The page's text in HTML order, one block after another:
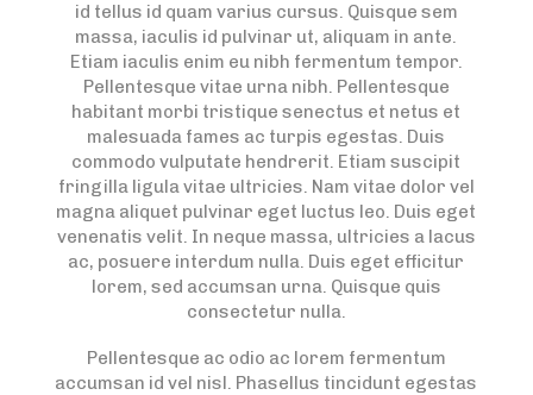
id tellus id quam varius cursus. Quisque sem
massa, iaculis id pulvinar ut, aliquam in ante.
Etiam iaculis enim eu nibh fermentum tempor.
Pellentesque vitae urna nibh. Pellentesque
habitant morbi tristique senectus et netus et
malesuada fames ac turpis egestas. Duis
commodo vulputate hendrerit. Etiam suscipit
fringilla ligula vitae ultricies. Nam vitae dolor vel
magna aliquet pulvinar eget luctus leo. Duis eget
venenatis velit. In neque massa, ultricies a lacus
ac, posuere interdum nulla. Duis eget efficitur
lorem, sed accumsan urna. Quisque quis
consectetur nulla.
Pellentesque ac odio ac lorem fermentum
accumsan id vel nisl. Phasellus tincidunt egestas